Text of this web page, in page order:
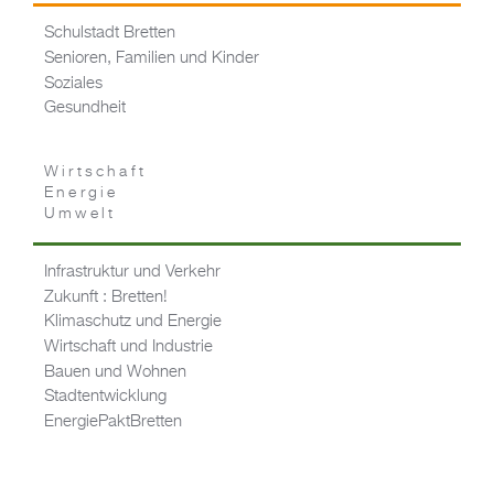
Schulstadt Bretten
Senioren, Familien und Kinder
Soziales
Gesundheit
Wirtschaft
Energie
Umwelt
Infrastruktur und Verkehr
Zukunft : Bretten!
Klimaschutz und Energie
Wirtschaft und Industrie
Bauen und Wohnen
Stadtentwicklung
EnergiePaktBretten